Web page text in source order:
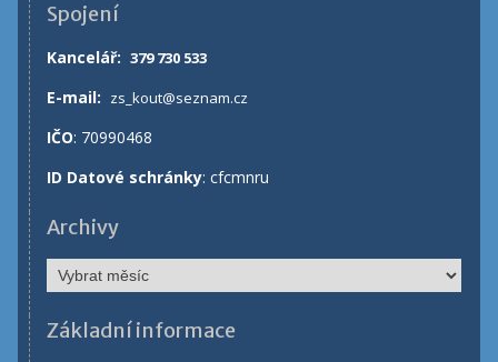
Spojení
Kancelář: 379 730 533
E-mail: zs_kout@seznam.cz
IČO: 70990468
ID Datové schránky: cfcmnru
Archivy
Archivy
Základní informace